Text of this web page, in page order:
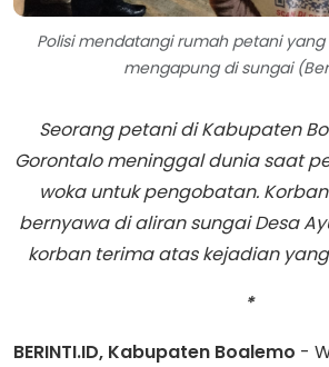
Polisi mendatangi rumah petani
mengapung di sungai
Seorang petani di Kabupaten
Gorontalo meninggal dunia saat
woka untuk pengobatan.
bernyawa di aliran sungai Desa
korban terima atas kejadian
*
BERINTI.ID, Kabupaten Boalemo -